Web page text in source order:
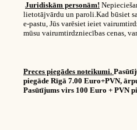
Juridiskām personām!
lietotājvārdu un paroli.Kad būsiet
e-pastu, Jūs varēsiet ieiet
mūsu vairumtirdzniecības cenas,
Preces piegādes noteikumi.
piegāde Rīgā 7.00 Euro+PVN,
Pasūtījums virs 100 Euro + PVN